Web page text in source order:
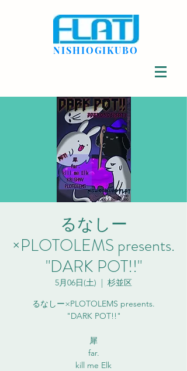
NISHIOGIKUBO
るなしー
×PLOTOLEMS presents.
"DARK POT!!"
5月06日(土)
  |
杉並区
るなしー×PLOTOLEMS presents.
"DARK POT!!"
犀
far.
kill me Elk